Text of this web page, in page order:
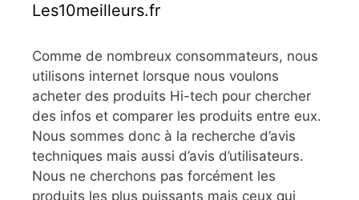
Les10meilleurs.fr
Comme de nombreux consommateurs, nous
utilisons internet lorsque nous voulons
acheter des produits Hi-tech pour chercher
des infos et comparer les produits entre eux.
Nous sommes donc à la recherche d’avis
techniques mais aussi d’avis d’utilisateurs.
Nous ne cherchons pas forcément les
produits les plus puissants mais ceux qui